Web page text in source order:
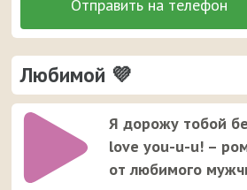
Любимой 💜
Я дорожу тобой
love you-u-u! –
от любимого